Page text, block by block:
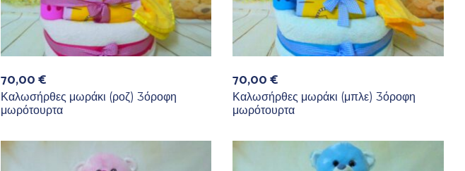
70,00€
Καλωσήρθες μωράκι (ροζ) 3όροφη
μωρότουρτα
70,00€
Καλωσήρθες μωράκι (μπλε) 3όροφη
μωρότουρτα